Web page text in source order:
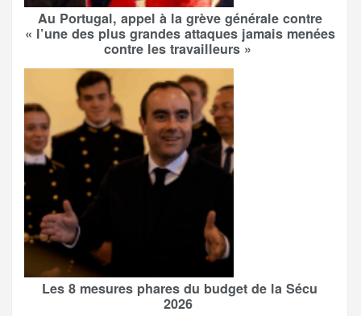
Au Portugal, appel à la grève générale contre
« l’une des plus grandes attaques jamais menées
contre les travailleurs »
Les 8 mesures phares du budget de la Sécu
2026